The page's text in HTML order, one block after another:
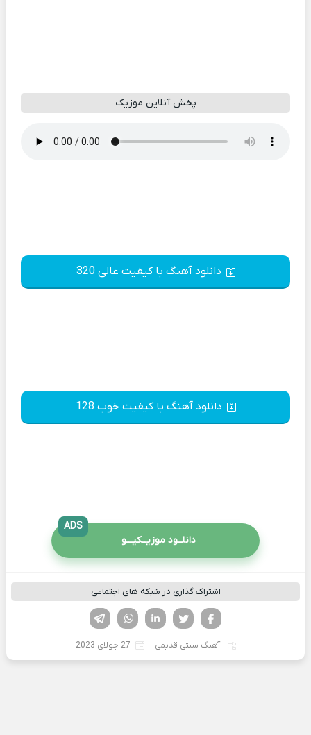
پخش آنلاین موزیک
دانلود آهنگ با کیفیت عالی 320
دانلود آهنگ با کیفیت خوب 128
دانلــود موزیــکیـــو
ADS
اشتراک گذاری در شبکه های اجتماعی
لینکدین تویتر
فیسوک
آهنگ سنتی-قدیمی 27 جولای 2023